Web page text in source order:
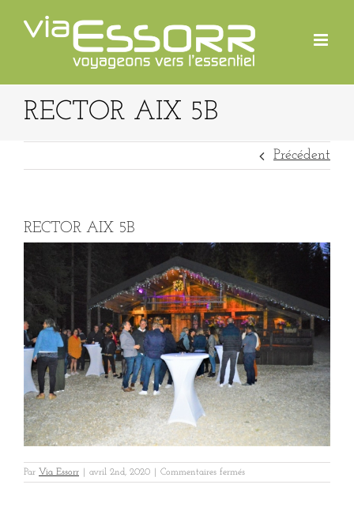
contenu
RECTOR AIX 5B
Précédent
RECTOR AIX 5B
Par Via Essorr avril 2nd, 2020 Commentaires ferméssur
RECTOR